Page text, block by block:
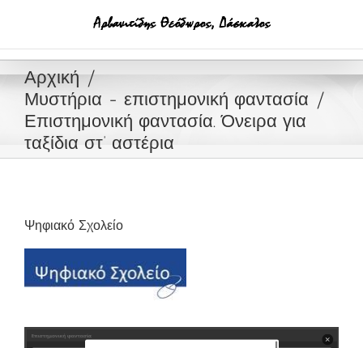
Αρχική
Μυστήρια - επιστημονική φαντασία
Επιστημονική φαντασία. Όνειρα για
ταξίδια στ’ αστέρια
Ψηφιακό Σχολείο